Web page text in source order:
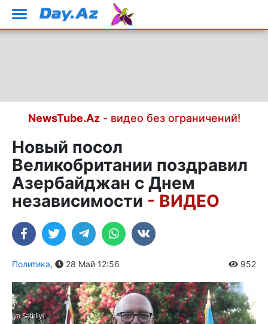
NewsTube.Az- видео без ограничений!
Новый посол
Великобритании поздравил
Азербайджан с Днем
независимости - ВИДЕО
Политика, 28 Май 12:56 952